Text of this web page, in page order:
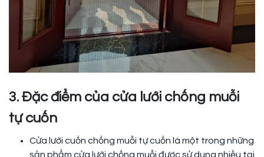
3. Đặc điểm của cửa lưới chống muỗi
tự cuốn
Cửa lưới cuốn chống muỗi tự cuốn là một trong những
sản phẩm cửa lưới chống muỗi được sử dụng nhiều tại